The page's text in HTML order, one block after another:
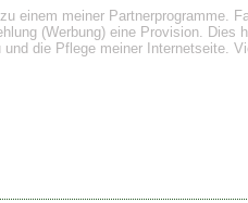
einem meiner Partnerprogramme.
(Werbung) eine Provision. Dies
die Pflege meiner Internetseite.